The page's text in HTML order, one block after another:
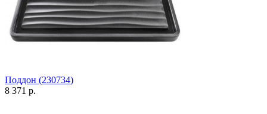
Поддон (230734)
8 371 р.